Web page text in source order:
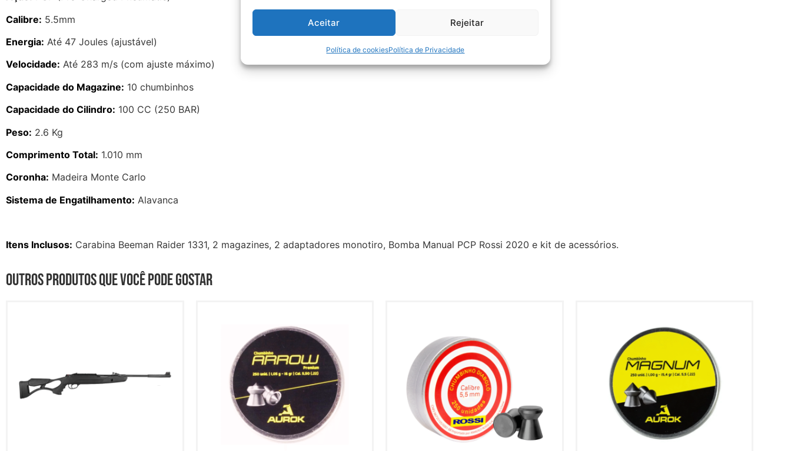
Aceitar Rejeitar
Política de cookiesPolítica de Privacidade
Calibre: 5.5mm
Energia: Até 47 Joules (ajustável)
Velocidade: Até 283 m/s (com ajuste máximo)
Capacidade do Magazine: 10 chumbinhos
Capacidade do Cilindro: 100 CC (250 BAR)
Peso: 2.6 Kg
Comprimento Total: 1.010 mm
Coronha: Madeira Monte Carlo
Sistema de Engatilhamento: Alavanca
Itens Inclusos: Carabina Beeman Raider 1331, 2 magazines, 2 adaptadores monotiro, Bomba Manual PCP Rossi 2020 e kit de acessórios.
Outros produtos que você pode gostar